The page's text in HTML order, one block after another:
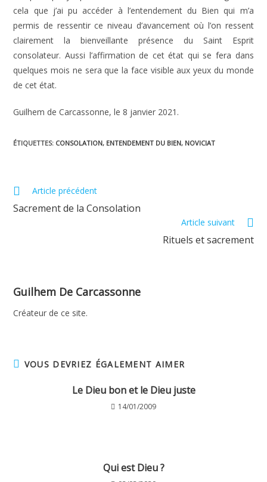
cela que j’ai pu accéder à l’entendement du Bien qui m’a
permis de ressentir ce niveau d’avancement où l’on ressent
clairement la bienveillante présence du Saint Esprit
consolateur. Aussi l’affirmation de cet état qui se fera dans
quelques mois ne sera que la face visible aux yeux du monde
de cet état.
Guilhem de Carcassonne, le 8 janvier 2021.
ÉTIQUETTES: CONSOLATION, ENTENDEMENT DU BIEN, NOVICIAT
Read
articles
Article précédent
Sacrement de la Consolation
Article suivant
Rituels et sacrement
Guilhem De Carcassonne
Créateur de ce site.
VOUS DEVRIEZ ÉGALEMENT AIMER
Le Dieu bon et le Dieu juste
14/01/2009
Qui est Dieu ?